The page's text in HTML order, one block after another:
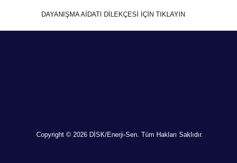
DAYANIŞMA AİDATI DİLEKÇESİ İÇİN TIKLAYIN
Copyright © 2026 DİSK/Enerji-Sen. Tüm Hakları Saklıdır.